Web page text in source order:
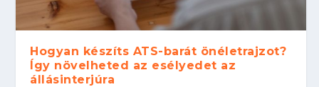
Hogyan készíts ATS-barát önéletrajzot?
Így növelheted az esélyedet az
állásinterjúra